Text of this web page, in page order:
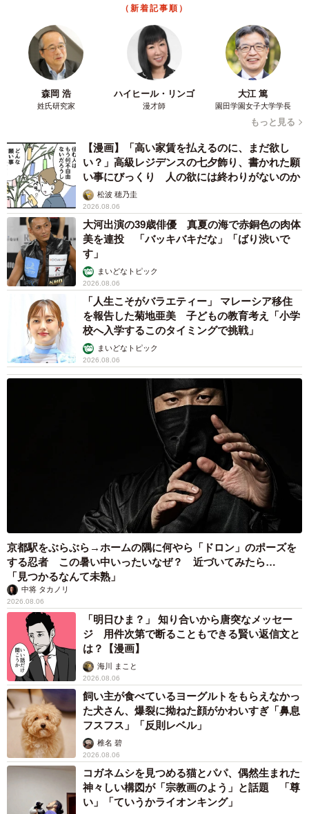
今後のキャリアについて不安に感じること（提供画像）
しかし、長く働きたいという意欲がある一方で、「将来に
対する不安」も決して小さくないようです。
そこで「今後のキャリアで不安に感じること」を聞いたと
ころ、「加齢に伴う体力・健康への不安」（35.2％）、
「会社の将来性」（26.8％）、「収入が安定しない」
（19.8％）が上位に挙がり、身体を動かすことが多いブル
ーカラー職において、「年齢とともに体力が落ちていく中
で、これまで通りのパフォーマンスを維持できるか」「大
きな怪我や病気をせずに働き続けられるか」という点は、
働く人々にとって最も切実な問題であることが浮き彫りと
60歳以降も働き続けるために必要な環境（提供画像）
ブルーカラー職の労働者が60歳を過ぎても安心して働き続
けるためには、企業側にどのような環境が求められている
（新着記事順）
森岡 浩
姓氏研究家
ハイヒール・リンゴ
漫才師
大江 篤
園田学園女子大学学長
もっと見る
【漫画】「高い家賃を払えるのに、まだ欲し
い？」高級レジデンスの七夕飾り、書かれた願
い事にびっくり 人の欲には終わりがないのか
松波 穂乃圭
2026.08.06
大河出演の39歳俳優 真夏の海で赤銅色の肉体
美を連投 「バッキバキだな」「ばり渋いで
す」
まいどなトピック
2026.08.06
「人生こそがバラエティー」 マレーシア移住
を報告した菊地亜美 子どもの教育考え「小学
校へ入学するこのタイミングで挑戦」
まいどなトピック
2026.08.06
京都駅をぶらぶら→ホームの隅に何やら「ドロン」のポーズを
する忍者 この暑い中いったいなぜ？ 近づいてみたら…
「見つかるなんて未熟」
中将 タカノリ
2026.08.06
「明日ひま？」 知り合いから唐突なメッセー
ジ 用件次第で断ることもできる賢い返信文と
は？【漫画】
海川 まこと
2026.08.06
飼い主が食べているヨーグルトをもらえなかっ
た犬さん、爆裂に拗ねた顔がかわいすぎ「鼻息
フスフス」「反則レベル」
椎名 碧
2026.08.06
コガネムシを見つめる猫とパパ、偶然生まれた
神々しい構図が「宗教画のよう」と話題 「尊
い」「ていうかライオンキング」